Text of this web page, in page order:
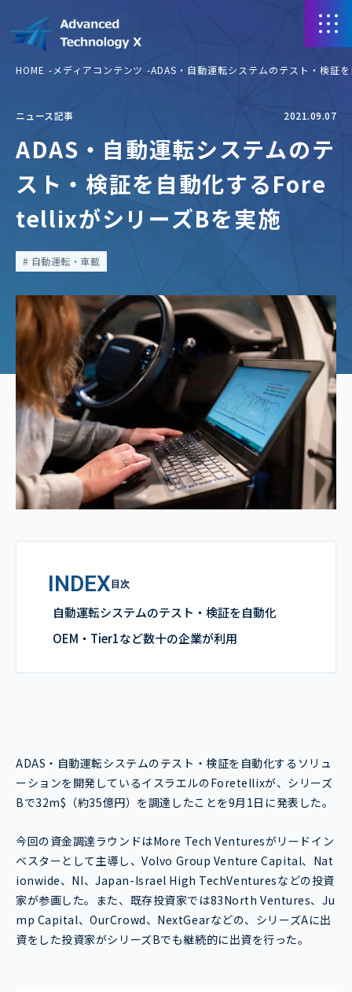
HOME メディアコンテンツ ADAS・自動運転システムのテスト・検証
ニュース記事 2021.09.07
ADAS・自動運転システムのテ
スト・検証を自動化するFore
tellixがシリーズBを実施
自動運転・車載
INDEX目次
自動運転システムのテスト・検証を自動化
OEM・Tier1など数十の企業が利用
ADAS・自動運転システムのテスト・検証を自動化するソリュ
ーションを開発しているイスラエルのForetellixが、シリーズ
Bで32m$（約35億円）を調達したことを9月1日に発表した。
今回の資金調達ラウンドはMore Tech Venturesがリードイン
ベスターとして主導し、Volvo Group Venture Capital、Nat
ionwide、NI、Japan-Israel High TechVenturesなどの投資
家が参画した。また、既存投資家では83North Ventures、Ju
mp Capital、OurCrowd、NextGearなどの、シリーズAに出
資をした投資家がシリーズBでも継続的に出資を行った。